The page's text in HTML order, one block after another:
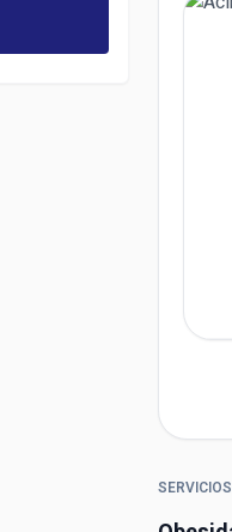
SERVICIOS